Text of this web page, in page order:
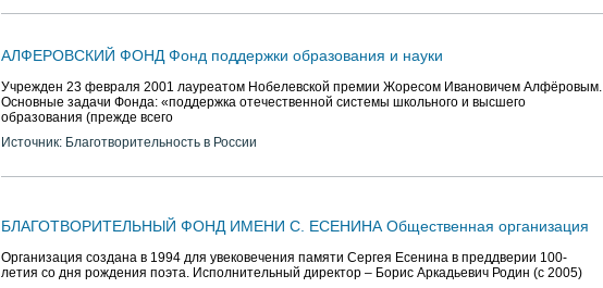
АЛФЕРОВСКИЙ ФОНД Фонд поддержки образования и науки
Учрежден 23 февраля 2001 лауреатом Нобелевской премии Жоресом Ивановичем Алфёровым.
Основные задачи Фонда: «поддержка отечественной системы школьного и высшего
образования (прежде всего
Источник: Благотворительность в России
БЛАГОТВОРИТЕЛЬНЫЙ ФОНД ИМЕНИ С. ЕСЕНИНА Общественная организация
Организация создана в 1994 для увековечения памяти Сергея Есенина в преддверии 100-
летия со дня рождения поэта. Исполнительный директор – Борис Аркадьевич Родин (с 2005)